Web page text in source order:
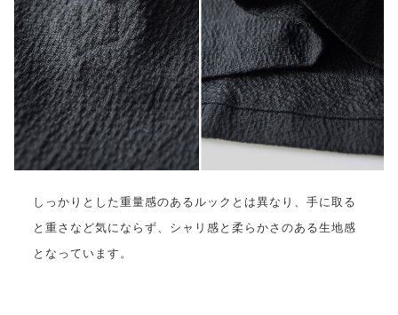
しっかりとした重量感のあるルックとは異なり、手に取る
と重さなど気にならず、シャリ感と柔らかさのある生地感
となっています。